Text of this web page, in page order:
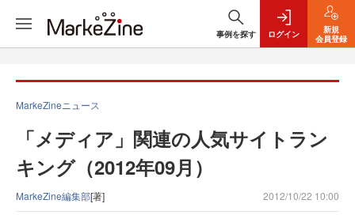
事例を探す ログイン
新規
会員登録
MarkeZineニュース
「メディア」関連の人気サイトラン
キング（2012年09月）
MarkeZine編集部[著] 2012/10/22 10:00